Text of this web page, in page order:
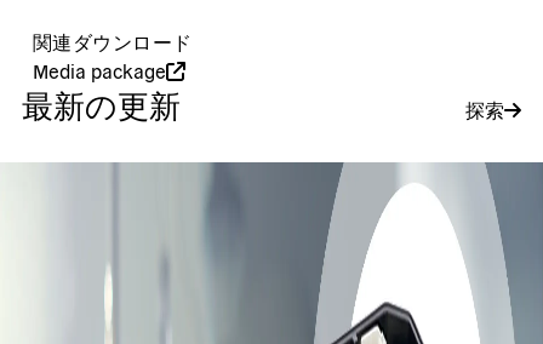
関連ダウンロード
Media package
最新の更新 探索